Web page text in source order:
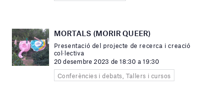
MORTALS (MORIR QUEER)
Presentació del projecte de recerca i creació
col·lectiva
20 desembre 2023 de 18:30 a 19:30
Conferències i debats, Tallers i cursos